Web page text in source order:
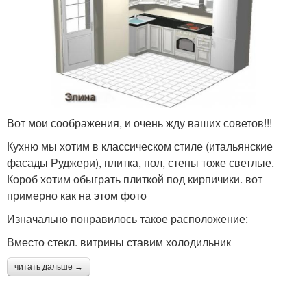
Вот мои соображения, и очень жду ваших советов!!!
Кухню мы хотим в классическом стиле (итальянские
фасады Руджери), плитка, пол, стены тоже светлые.
Короб хотим обыграть плиткой под кирпичики. вот
примерно как на этом фото
Изначально понравилось такое расположение:
Вместо стекл. витрины ставим холодильник
читать дальше →